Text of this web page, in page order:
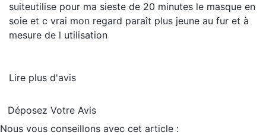
suiteutilise pour ma sieste de 20 minutes le masque en
soie et c vrai mon regard paraît plus jeune au fur et à
mesure de l utilisation
Lire plus d'avis
Déposez Votre Avis
Nous vous conseillons avec cet article :